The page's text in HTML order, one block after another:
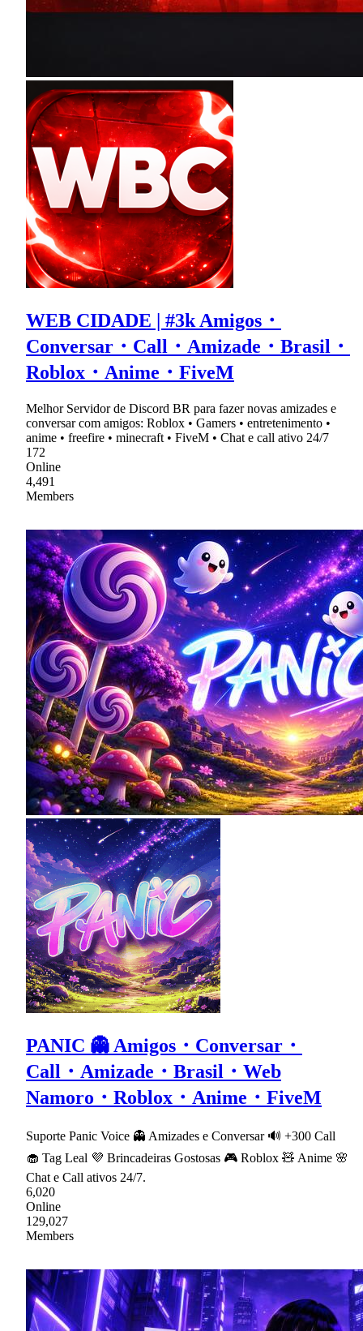
WEB CIDADE | #3k Amigos・
Conversar・Call・Amizade・Brasil・
Roblox・Anime・FiveM
Melhor Servidor de Discord BR para fazer novas amizades e
conversar com amigos: Roblox • Gamers • entretenimento •
anime • freefire • minecraft • FiveM • Chat e call ativo 24/7
172
Online
4,491
Members
PANIC 👻 Amigos・Conversar・
Call・Amizade・Brasil・Web
Namoro・Roblox・Anime・FiveM
Suporte Panic Voice 👻 Amizades e Conversar 🔊 +300 Call
🧁 Tag Leal 💜 Brincadeiras Gostosas 🎮 Roblox 🧸 Anime 🌸
Chat e Call ativos 24/7.
6,020
Online
129,027
Members